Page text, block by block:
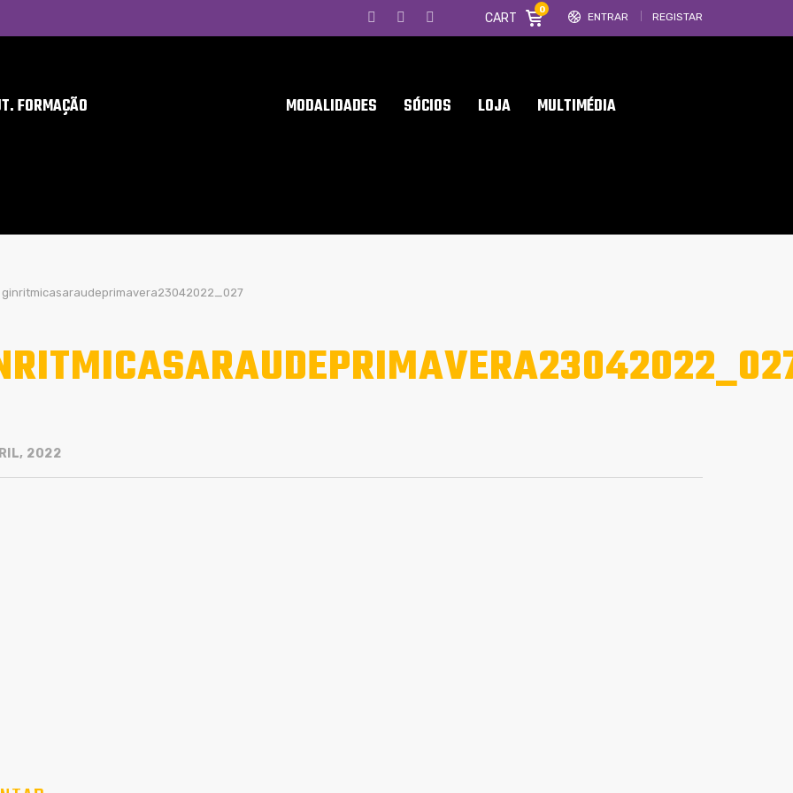
ENTRAR REGISTAR
CART
0
FORMAÇÃO MODALIDADES SÓCIOS LOJA MULTIMÉDIA
ginritmicasaraudeprimavera23042022_027
2022